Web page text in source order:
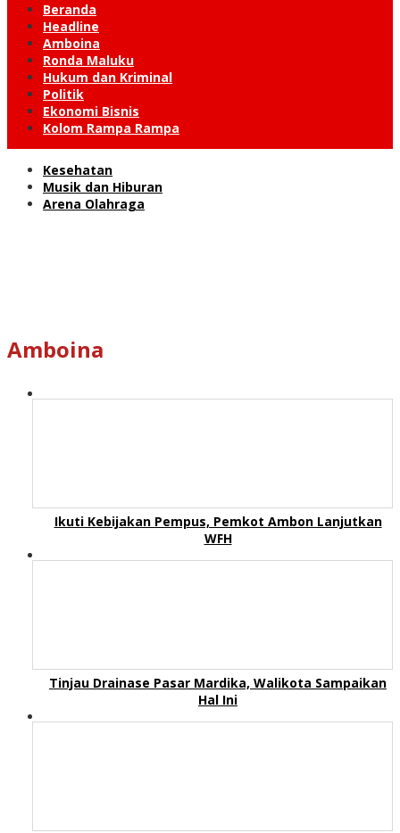
Beranda
Headline
Amboina
Ronda Maluku
Hukum dan Kriminal
Politik
Ekonomi Bisnis
Kolom Rampa Rampa
Kesehatan
Musik dan Hiburan
Arena Olahraga
Amboina
Ikuti Kebijakan Pempus, Pemkot Ambon Lanjutkan
WFH
Tinjau Drainase Pasar Mardika, Walikota Sampaikan
Hal Ini